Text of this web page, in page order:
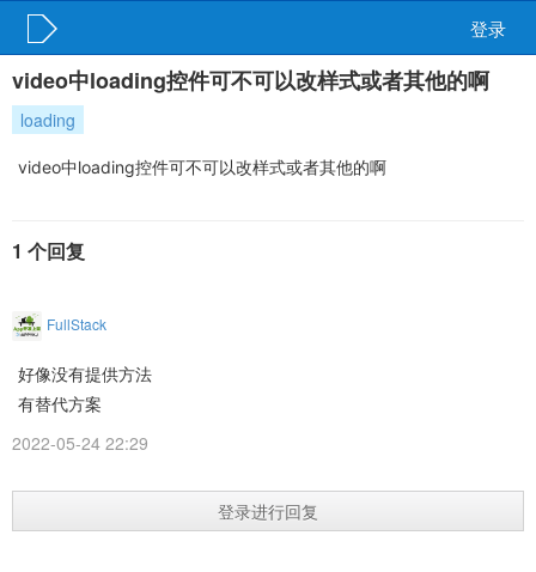
登录
video中loading控件可不可以改样式或者其他的啊
loading
video中loading控件可不可以改样式或者其他的啊
1 个回复
FullStack
好像没有提供方法
有替代方案
2022-05-24 22:29
登录进行回复